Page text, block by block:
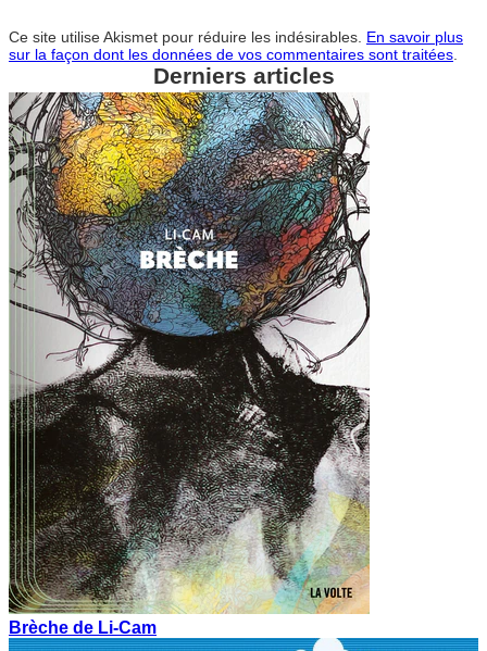
Ce site utilise Akismet pour réduire les indésirables. En savoir plus
sur la façon dont les données de vos commentaires sont traitées
Derniers articles
Brèche de Li-Cam